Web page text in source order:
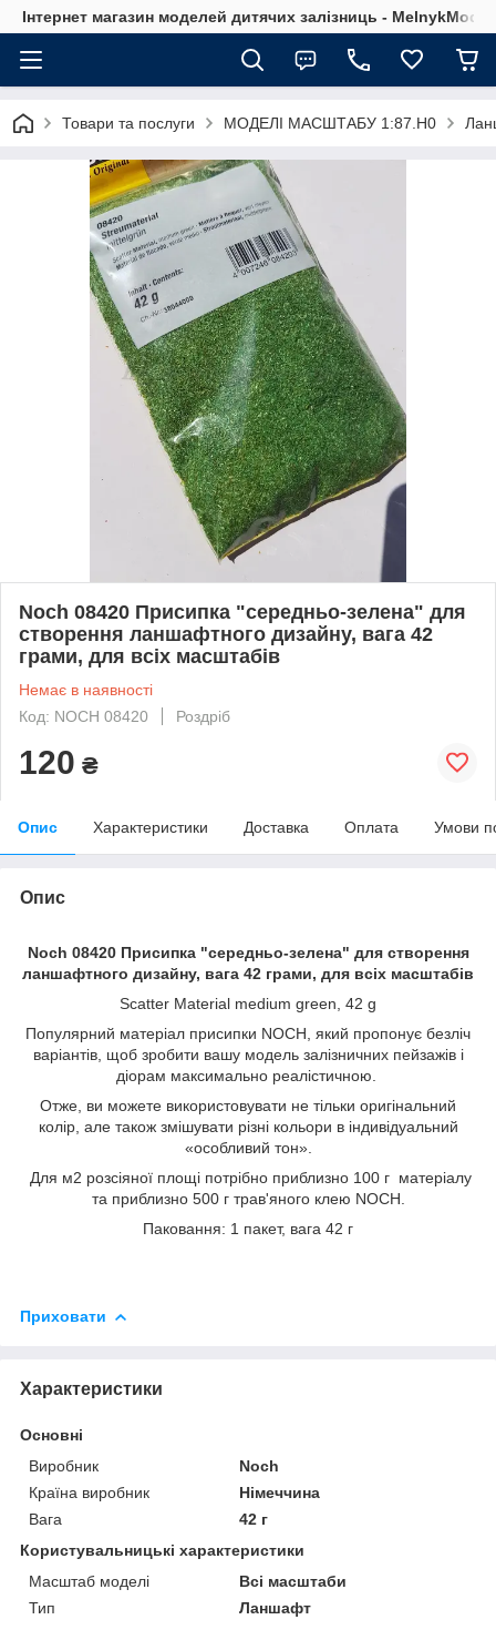
Інтернет магазин моделей дитячих залізниць -
Товари та послуги МОДЕЛІ МАСШТАБУ 1:87.H0
Noch 08420 Присипка "середньо-зелена" для
створення ланшафтного дизайну, вага 42
грами, для всіх масштабів
Немає в наявності
Код: NOCH 08420
Роздріб
120 ₴
Опис Характеристики Доставка Оплата Умови
Опис
Noch 08420 Присипка "середньо-зелена" для створення
ланшафтного дизайну, вага 42 грами, для всіх масштабів
Scatter Material medium green, 42 g
Популярний матеріал присипки NOCH, який пропонує безліч
варіантів, щоб зробити вашу модель залізничних пейзажів і
діорам максимально реалістичною.
Отже, ви можете використовувати не тільки оригінальний
колір, але також змішувати різні кольори в індивідуальний
«особливий тон».
Для м2 розсіяної площі потрібно приблизно 100 г матеріалу
та приблизно 500 г трав'яного клею NOCH.
Паковання: 1 пакет, вага 42 г
Приховати
Характеристики
Основні
Виробник
Noch
Країна виробник
Німеччина
Вага
42 г
Користувальницькі характеристики
Масштаб моделі
Всі масштаби
Тип
Ланшафт